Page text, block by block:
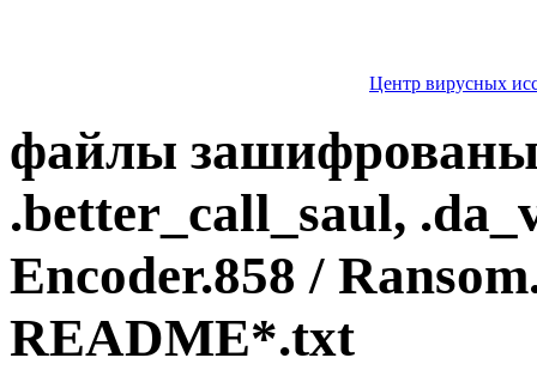
Центр вирусных
файлы
.better_call_saul,
Encoder.858 /
README*.txt